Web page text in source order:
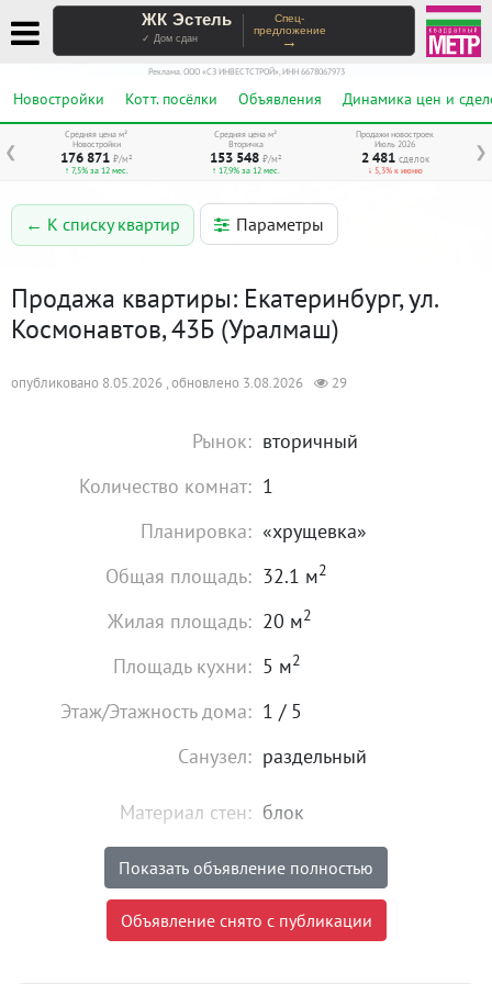
ЖК Эстель
✓ Дом сдан
Спец-
предложение
→
Реклама. ООО «СЗ ИНВЕСТСТРОЙ», ИНН 6678067973
Новостройки Котт. посёлки Объявления Динамика цен и
❮ ❯
Средняя цена м²
Новостройки
176 871 ₽/м²
↑ 7,5% за 12 мес.
Средняя цена м²
Вторичка
153 548 ₽/м²
↑ 17,9% за 12 мес.
Продажи новостроек
Июль 2026
2 481 сделок
↓ 5,3% к июню
← К списку квартир Параметры
Продажа квартиры: Екатеринбург, ул.
Космонавтов, 43Б (Уралмаш)
опубликовано 8.05.2026 , обновлено 3.08.2026 29
Рынок: вторичный
Количество комнат: 1
Планировка: «хрущевка»
Общая площадь: 32.1 м2
Жилая площадь: 20 м2
Площадь кухни: 5 м2
Этаж/Этажность дома: 1 / 5
Санузел: раздельный
Материал стен: блок
Состояние: идеальное
Цена: 4 290 000
Показать объявление полностью
Объявление снято с публикации